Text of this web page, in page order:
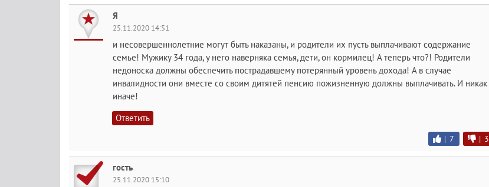
Я
25.11.2020 14:51
и несовершеннолетние могут быть наказаны, и родители их пусть выплачивают содержание
семье! Мужику 34 года, у него наверняка семья, дети, он кормилец! А теперь что?! Родители
недоноска должны обеспечить пострадавшему потерянный уровень дохода! А в случае
инвалидности они вместе со своим дитятей пенсию пожизненную должны выплачивать. И никак
иначе!
Ответить
| 7 | 3
гость
25.11.2020 15:10